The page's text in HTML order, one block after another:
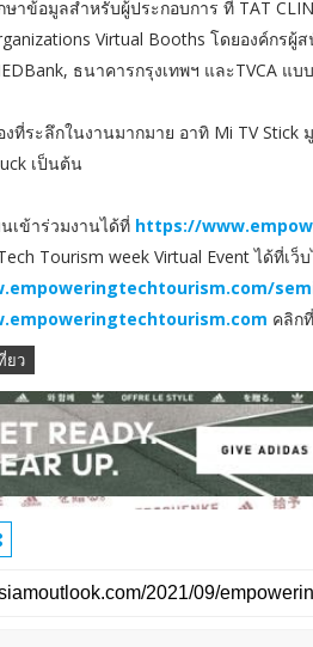
าข้อมูลสำหรับผู้ประกอบการ ที่ TAT
Virtual Booths โดยองค์กร
ธนาคารกรุงเทพฯ และTVCA แ
ที่ระลึกในงานมากมาย อาทิ Mi TV Stick
เป็นต้น
เข้าร่วมงานได้ที่ https://
Tourism week Virtual Event ได้ที่เว็
คลิก
ยว